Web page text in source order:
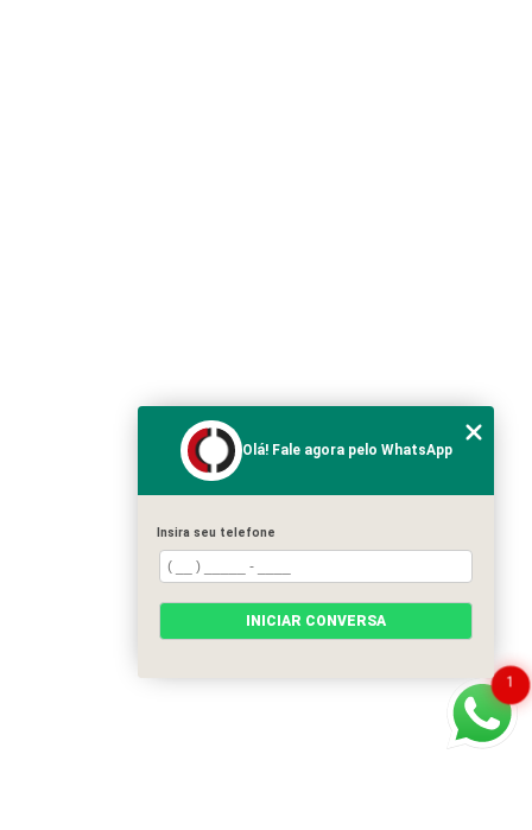
1
Olá! Fale agora pelo WhatsApp
Insira seu telefone
INICIAR CONVERSA